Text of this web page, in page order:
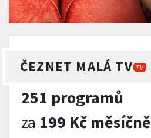
ČEZNET MALÁ TV TV
251 programů
za 199 Kč měsíčně